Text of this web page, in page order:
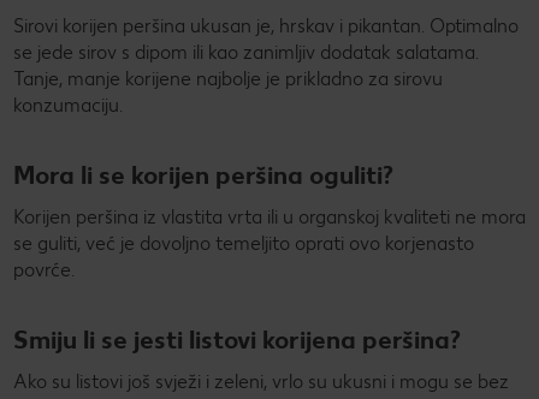
Sirovi korijen peršina ukusan je, hrskav i pikantan. Optimalno
se jede sirov s dipom ili kao zanimljiv dodatak salatama.
Tanje, manje korijene najbolje je prikladno za sirovu
konzumaciju.
Mora li se korijen peršina oguliti?
Korijen peršina iz vlastita vrta ili u organskoj kvaliteti ne mora
se guliti, već je dovoljno temeljito oprati ovo korjenasto
povrće.
Smiju li se jesti listovi korijena peršina?
Ako su listovi još svježi i zeleni, vrlo su ukusni i mogu se bez